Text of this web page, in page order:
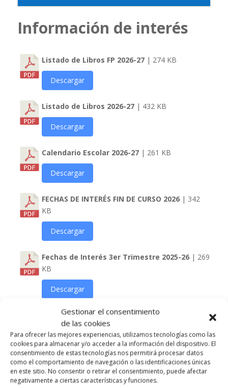
Gestionar el consentimiento
de las cookies
Para ofrecer las mejores experiencias, utilizamos tecnologías como las
cookies para almacenar y/o acceder a la información del dispositivo. El
consentimiento de estas tecnologías nos permitirá procesar datos
como el comportamiento de navegación o las identificaciones únicas
en este sitio. No consentir o retirar el consentimiento, puede afectar
negativamente a ciertas características y funciones.
Información de interés
Listado de Libros FP 2026-27| 274 KB
Descargar
Listado de Libros 2026-27| 432 KB
Descargar
Calendario Escolar 2026-27| 261 KB
Descargar
FECHAS DE INTERÉS FIN DE CURSO 2026| 342
KB
Descargar
Fechas de Interés 3er Trimestre 2025-26| 269
KB
Descargar
Solicitud de Matrícula Infantil y Primaria
2026-27| 25 KB
Descargar
Solicitud de Matrícula Secundaria 2026-27|
500.83 KB